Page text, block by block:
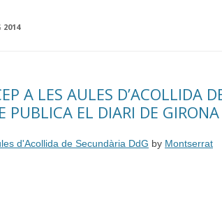
2014
A LES AULES D’ACOLLIDA
PUBLICA EL DIARI DE GIRONA
d'Acollida de Secundària DdG by Montserrat